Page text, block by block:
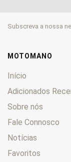
Estrella 0
GPZ 0
H 0
KDX
KE 0
KEF
KFX
Subscreva a nossa
MOTOMANO
Início
Adicionados
Sobre nós
Fale Connosco
Notícias
Favoritos